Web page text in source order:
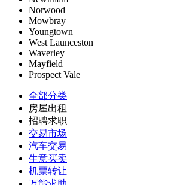
Norwood
Mowbray
Youngtown
West Launceston
Waverley
Mayfield
Prospect Vale
全部分类
房屋出租
招聘求职
交易市场
汽车交易
生意买卖
机票转让